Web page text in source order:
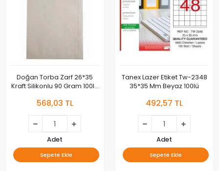
Doğan Torba Zarf 26*35
Kraft Silikonlu 90 Gram 100lü
568,03 TL
Adet
Sepete Ekle
Tanex Lazer Etiket Tw-2348
35*35 Mm Beyaz 100lü
492,57 TL
Adet
Sepete Ekle